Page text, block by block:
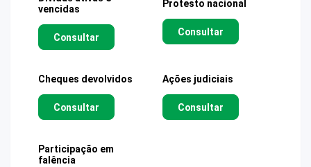
vencidas
Consultar
Protesto nacional
Consultar
Cheques devolvidos
Consultar
Ações judiciais
Consultar
Participação em
falência